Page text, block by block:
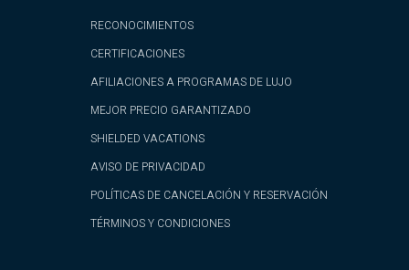
RECONOCIMIENTOS
CERTIFICACIONES
AFILIACIONES A PROGRAMAS DE LUJO
MEJOR PRECIO GARANTIZADO
SHIELDED VACATIONS
AVISO DE PRIVACIDAD
POLÍTICAS DE CANCELACIÓN Y RESERVACIÓN
TÉRMINOS Y CONDICIONES